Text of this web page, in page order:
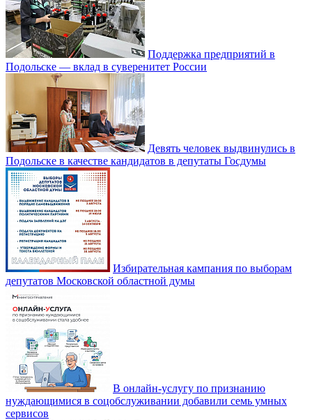
Поддержка предприятий в
Подольске — вклад в суверенитет России
Девять человек выдвинулись в
Подольске в качестве кандидатов в депутаты Госдумы
Избирательная кампания по выборам
депутатов Московской областной думы
В онлайн-услугу по признанию
нуждающимися в соцобслуживании добавили семь умных
сервисов